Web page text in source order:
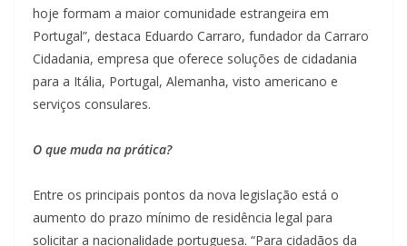
hoje formam a maior comunidade estrangeira em
Portugal”, destaca Eduardo Carraro, fundador da Carraro
Cidadania, empresa que oferece soluções de cidadania
para a Itália, Portugal, Alemanha, visto americano e
serviços consulares.
O que muda na prática?
Entre os principais pontos da nova legislação está o
aumento do prazo mínimo de residência legal para
solicitar a nacionalidade portuguesa. “Para cidadãos da